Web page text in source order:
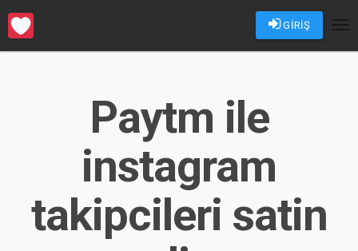
GİRİŞ
Paytm ile
instagram
takipcileri satin